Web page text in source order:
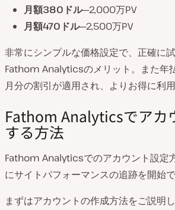
月額380ドル─2,000万PV
月額470ドル─2,500万PV
非常にシンプルな価格設定で、正確に
Fathom Analyticsのメリット。また年
月分の割引が適用され、よりお得に利用
Fathom Analyticsでアカ
する方法
Fathom Analyticsでのアカウント設定
にサイトパフォーマンスの追跡を開始で
まずはアカウントの作成方法をご説明